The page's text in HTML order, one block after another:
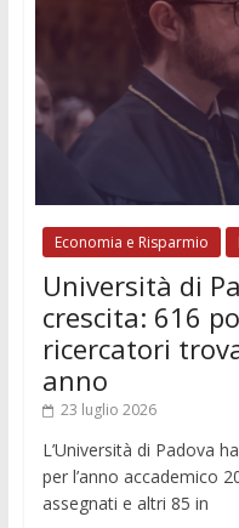
Economia e Risparmio
Università di
crescita: 616
ricercatori
anno
23 luglio 2026
L’Università di Padova
per l’anno accademico
assegnati e altri 85 in